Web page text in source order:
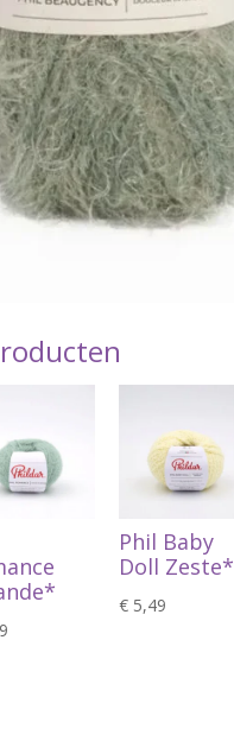
Phil Baby
Doll Zeste*
€5,49